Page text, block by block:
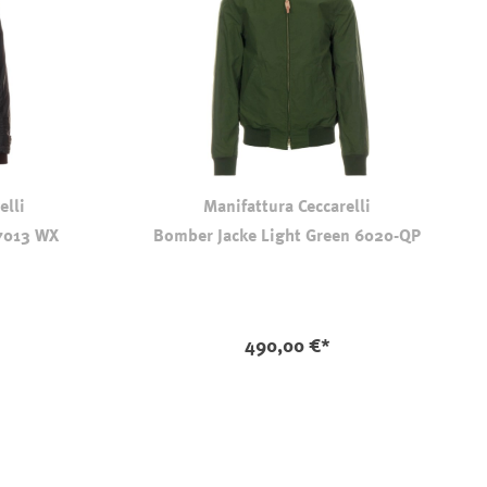
WX
Manifattura Ceccarelli
Bomber Jacke Light Green 6020-QP
490,00 €*